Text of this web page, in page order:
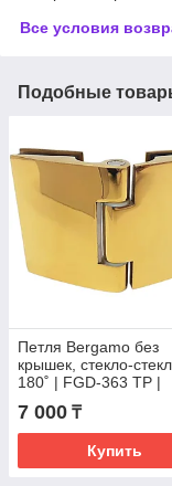
Все условия
Подобные
Петля Bergamo без
крышек, стекло-
180˚ | FGD-363 TP |
7 000 ₸
Купить